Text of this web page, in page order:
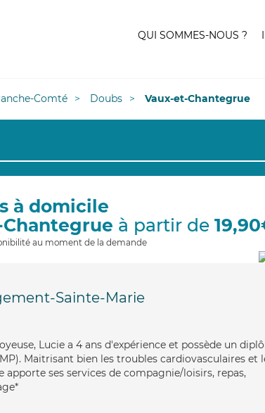
QUI SOMMES-NOUS ?
Comté Doubs Vaux-et-Chantegrue
à domicile
à partir de
au moment de la demande
Sainte-Marie
Lucie a 4 ans d'expérience et possède un
Maitrisant bien les troubles cardiovasculaires et
apporte ses services de compagnie/loisirs, repas,